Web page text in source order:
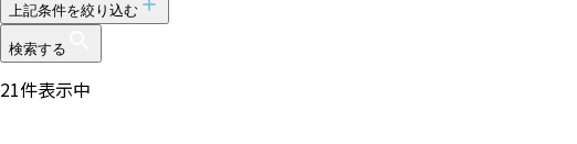
上記条件を絞り込む
検索する
21件表示中